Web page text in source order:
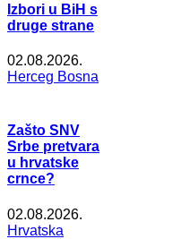
Izbori u BiH s
druge strane
02.08.2026.
Herceg Bosna
Zašto SNV
Srbe pretvara
u hrvatske
crnce?
02.08.2026.
Hrvatska